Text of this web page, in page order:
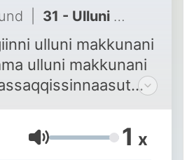
31 - Ulluni makkunani 18.06.2025
ulluni makkunani
ulluni makkunani
aallakaatitassiaq.
Frederik Lund
Lydstyrke 1 x